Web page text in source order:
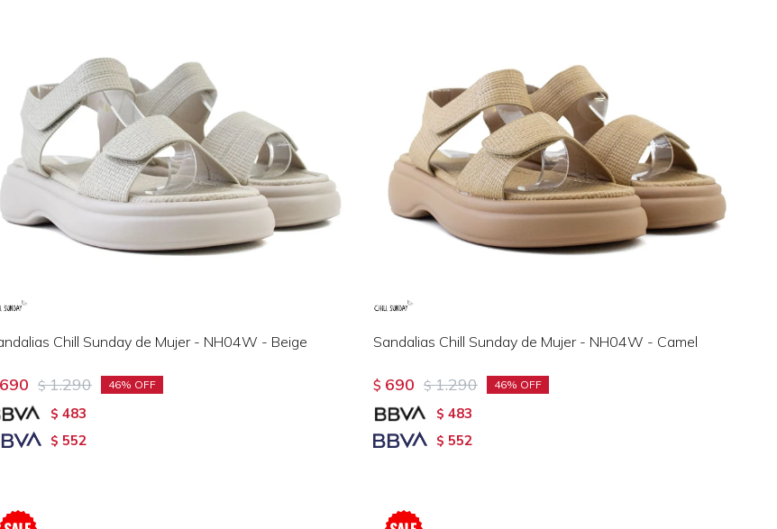
Chill Sunday de Mujer - NH04W - Beige
690 $ 1.290 46
$ 483
$ 552
Sandalias Chill Sunday de Mujer - NH04W - Camel
$ 690 $ 1.290 46
$ 483
$ 552